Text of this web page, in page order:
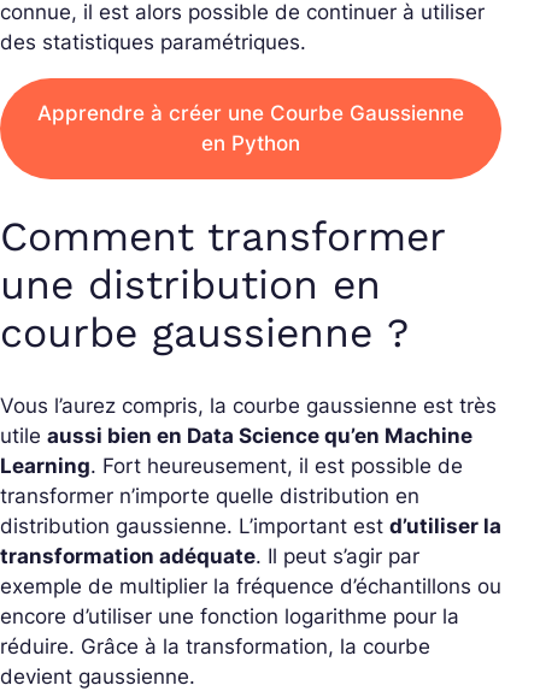
connue, il est alors possible de continuer à utiliser
des statistiques paramétriques.
Apprendre à créer une Courbe Gaussienne
en Python
Comment transformer
une distribution en
courbe gaussienne ?
Vous l’aurez compris, la courbe gaussienne est très
utile aussi bien en Data Science qu’en Machine
Learning. Fort heureusement, il est possible de
transformer n’importe quelle distribution en
distribution gaussienne. L’important est d’utiliser la
transformation adéquate. Il peut s’agir par
exemple de multiplier la fréquence d’échantillons ou
encore d’utiliser une fonction logarithme pour la
réduire. Grâce à la transformation, la courbe
devient gaussienne.